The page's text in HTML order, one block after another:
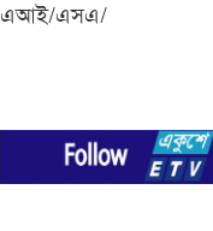
এআই/এসএ/